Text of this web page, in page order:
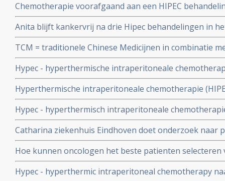
Chemotherapie voorafgaand aan een HIPEC
overleving in vergelijking met HIPEC behandeling
uitgezaaide dikkedarmkanker
Anita blijft kankervrij na drie Hipec behandelingen in
haar buikvlieskanker en lijkt genezen
TCM = traditionele Chinese Medicijnen in combinatie
intraperitoneal chemotherapy heeft gunstig effect op
(maligne ascites) copy 1
Hypec - hyperthermische intraperitoneale
operatie voor lokaal gevorderde darmkanker stadium
10 procent op 3 jaars meting.
Hyperthermische intraperitoneale chemotherapie
op cytoreductieve chirurgie geeft geen extra overall
alleen cytoreductieve chirurgie bij in buikvlies
Hypec - hyperthermisch intraperitoneale
tumorvermindering van kelkcel tumoren (blinde darm)
met uitzaaiingen in het buikvlies geeft veel betere
maanden) dan alleen operatie
Catharina ziekenhuis Eindhoven doet onderzoek naar
buik voor buikvliestumoren ontstaan vanuit
mogelijk te maken copy 1
Hoe kunnen oncologen het beste patienten
buikvliestumoren samen met een HIPEC voor de
vanuit darmkanker.
Hypec - hyperthermic intraperitoneal chemotherapy